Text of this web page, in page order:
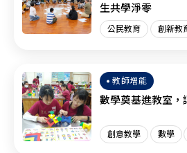
生共學淨零
公民教育 創新教
教師增能
數學奠基進教室，
創意教學 數學